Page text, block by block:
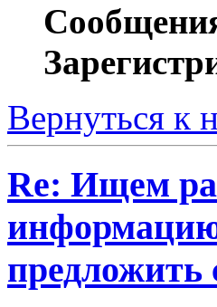
Вернуться к
Re: Ищем
предложить